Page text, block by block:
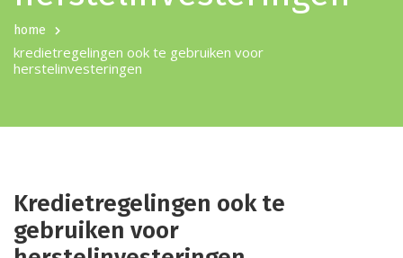
home
kredietregelingen ook te gebruiken voor
herstelinvesteringen
Kredietregelingen ook te
gebruiken voor